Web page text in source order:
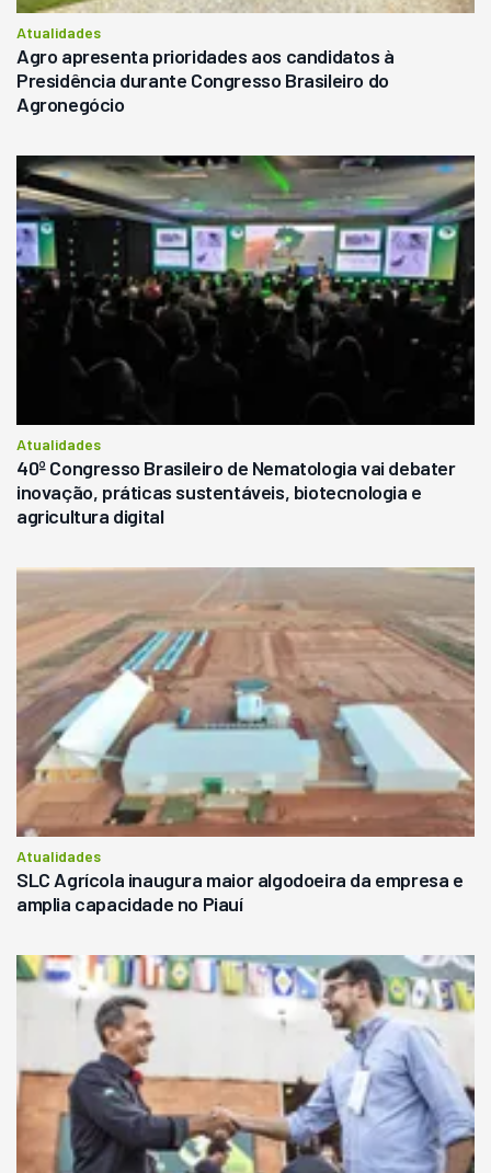
Atualidades
Agro apresenta prioridades aos candidatos à
Presidência durante Congresso Brasileiro do
Agronegócio
Atualidades
40º Congresso Brasileiro de Nematologia vai debater
inovação, práticas sustentáveis, biotecnologia e
agricultura digital
Atualidades
SLC Agrícola inaugura maior algodoeira da empresa e
amplia capacidade no Piauí